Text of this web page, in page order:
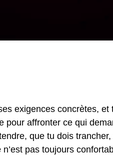
exigences concrètes,
pour affronter ce qui
que tu dois
pas toujours